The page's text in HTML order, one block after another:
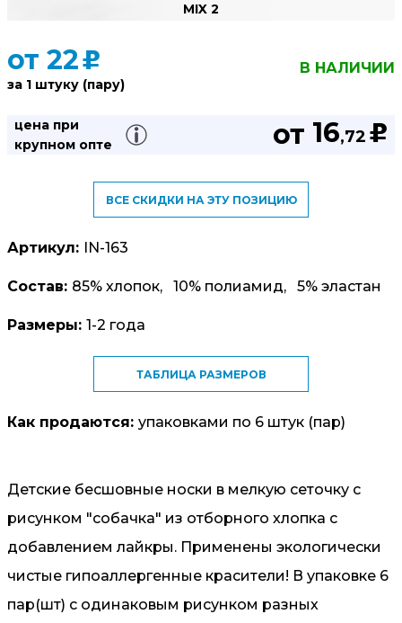
от 22u
за 1 штуку (пару)
В НАЛИЧИИ
цена при
крупном опте
от 16,72 u
ВСЕ СКИДКИ НА ЭТУ ПОЗИЦИЮ
Артикул: IN-163
Состав: 85% хлопок, 10% полиамид, 5% эластан
Размеры: 1-2 года
ТАБЛИЦА РАЗМЕРОВ
Как продаются: упаковками по 6 штук (пар)
Детские бесшовные носки в мелкую сеточку с
рисунком "собачка" из отборного хлопка с
добавлением лайкры. Применены экологически
чистые гипоаллергенные красители! В упаковке 6
пар(шт) с одинаковым рисунком разных
MIX 2